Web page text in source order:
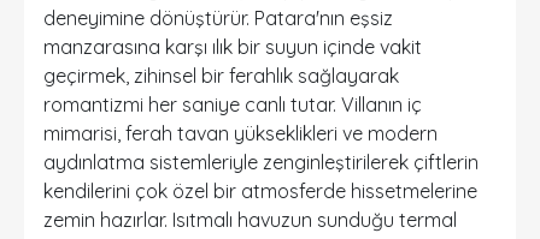
deneyimine dönüştürür. Patara'nın eşsiz
manzarasına karşı ılık bir suyun içinde vakit
geçirmek, zihinsel bir ferahlık sağlayarak
romantizmi her saniye canlı tutar. Villanın iç
mimarisi, ferah tavan yükseklikleri ve modern
aydınlatma sistemleriyle zenginleştirilerek çiftlerin
kendilerini çok özel bir atmosferde hissetmelerine
zemin hazırlar. Isıtmalı havuzun sunduğu termal